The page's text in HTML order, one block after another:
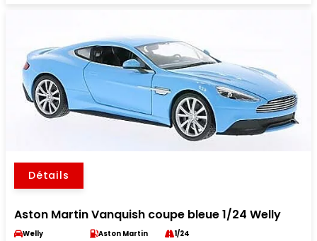
Détails
Aston Martin Vanquish coupe bleue 1/24 Welly
Welly Aston Martin 1/24